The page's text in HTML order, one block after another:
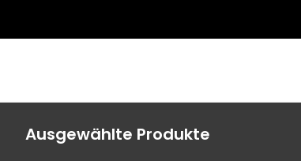
Ausgewählte Produkte